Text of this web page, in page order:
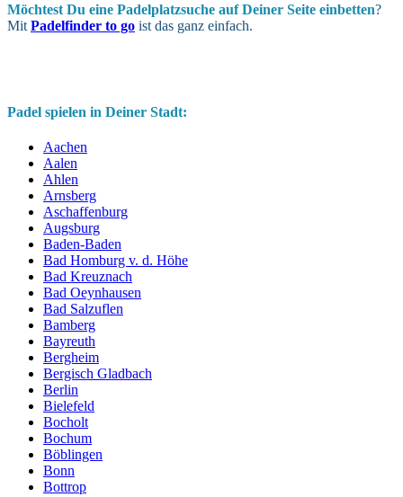
Möchtest Du eine Padel­platz­suche auf Deiner Seite ein­betten?
MitPadelfinder to go ist das ganz einfach.
Padel spielen in Deiner Stadt:
Aachen
Aalen
Ahlen
Arnsberg
Aschaffenburg
Augsburg
Baden-Baden
Bad Homburg v. d. Höhe
Bad Kreuznach
Bad Oeynhausen
Bad Salzuflen
Bamberg
Bayreuth
Bergheim
Bergisch Gladbach
Berlin
Bielefeld
Bocholt
Bochum
Böblingen
Bonn
Bottrop